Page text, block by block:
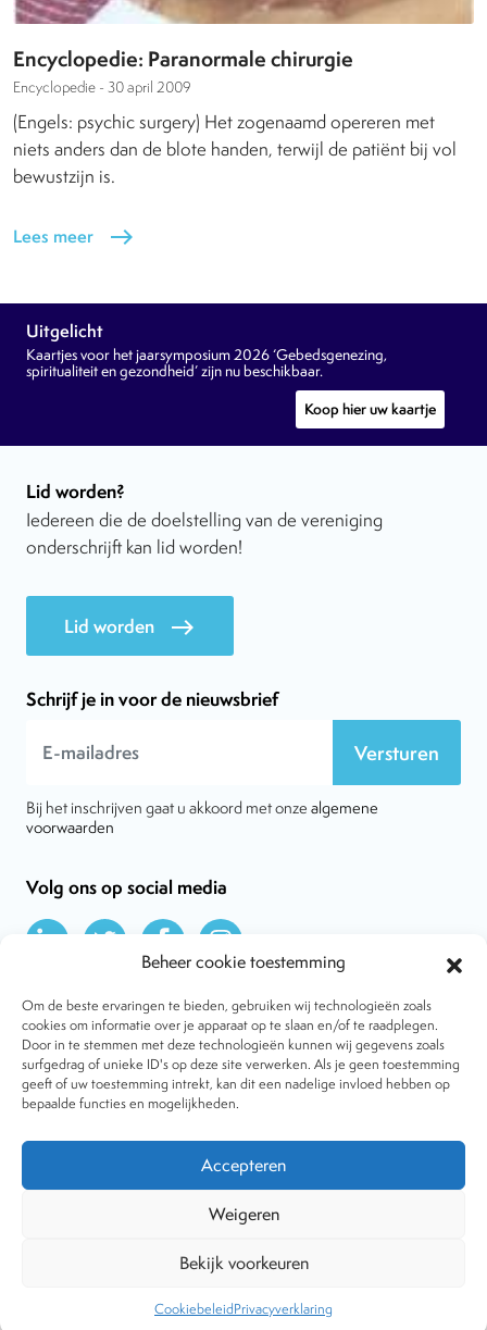
Beheer cookie toestemming
Om de beste ervaringen te bieden, gebruiken wij technologieën zoals
cookies om informatie over je apparaat op te slaan en/of te raadplegen.
Door in te stemmen met deze technologieën kunnen wij gegevens zoals
surfgedrag of unieke ID's op deze site verwerken. Als je geen toestemming
geeft of uw toestemming intrekt, kan dit een nadelige invloed hebben op
bepaalde functies en mogelijkheden.
Accepteren
Weigeren
Bekijk voorkeuren
CookiebeleidPrivacyverklaring
Encyclopedie: Paranormale chirurgie
Encyclopedie - 30 april 2009
(Engels: psychic surgery) Het zogenaamd opereren met
niets anders dan de blote handen, terwijl de patiënt bij vol
bewustzijn is.
Lees meer east
Uitgelicht
Kaartjes voor het jaarsymposium 2026 ‘Gebedsgenezing,
spiritualiteit en gezondheid’ zijn nu beschikbaar.
Koop hier uw kaartje
Lid worden?
Iedereen die de doelstelling van de vereniging
onderschrijft kan lid worden!
Lid worden east
Schrijf je in voor de nieuwsbrief
Versturen
Bij het inschrijven gaat u akkoord met onze algemene
voorwaarden
Volg ons op social media
Over VtdK
Contact
Nieuws
Behandelwijzen
Dossiers
Tijdschrift
Copyright © 2001-2026 Vereniging tegen de Kwakzalverij. Alle
statement